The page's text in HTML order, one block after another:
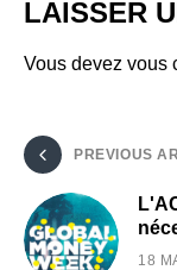
LAISSER
Vous devez vous
PREVIOUS
18